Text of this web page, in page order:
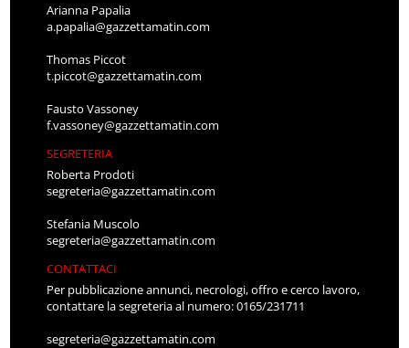
Arianna Papalia
a.papalia@gazzettamatin.com
Thomas Piccot
t.piccot@gazzettamatin.com
Fausto Vassoney
f.vassoney@gazzettamatin.com
SEGRETERIA
Roberta Prodoti
segreteria@gazzettamatin.com
Stefania Muscolo
segreteria@gazzettamatin.com
CONTATTACI
Per pubblicazione annunci, necrologi, offro e cerco lavoro,
contattare la segreteria al numero: 0165/231711
segreteria@gazzettamatin.com